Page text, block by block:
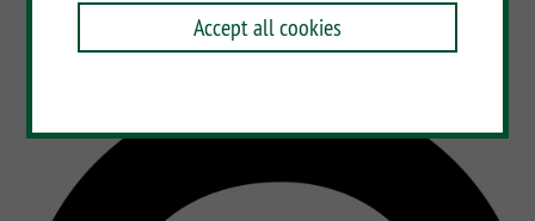
Accept all cookies